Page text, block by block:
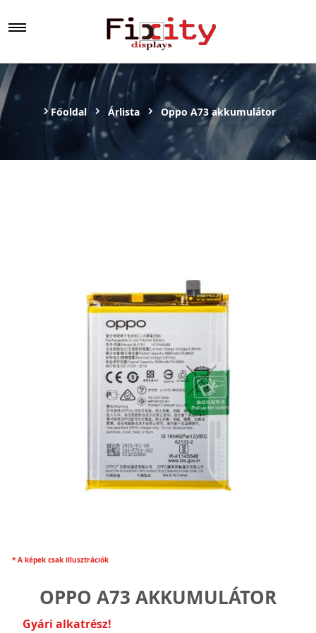
Főoldal Árlista Oppo A73 akkumulátor
* A képek csak illusztrációk
OPPO A73 AKKUMULÁTOR
Gyári alkatrész!